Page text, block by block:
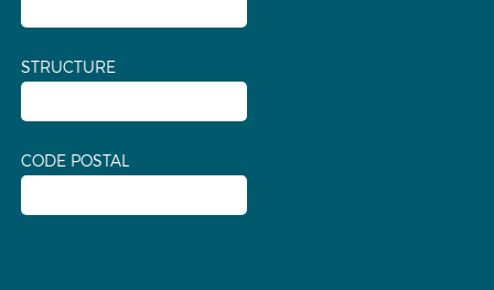
STRUCTURE
CODE POSTAL